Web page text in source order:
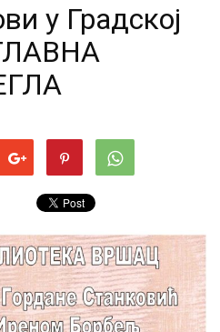
у Градској